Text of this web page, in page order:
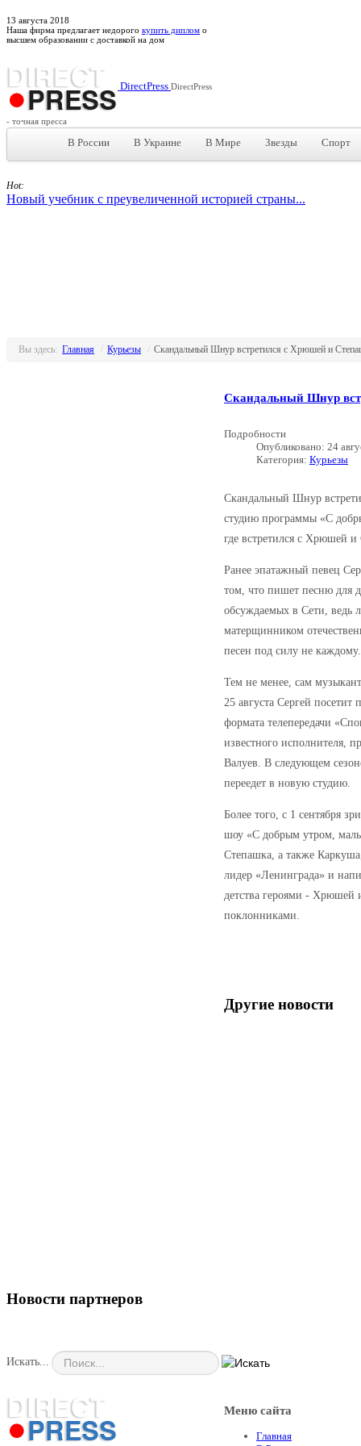
13 августа 2018
Наша фирма предлагает недорого купить диплом о
высшем образовании с доставкой на дом
DirectPress DirectPress
- точная пресса
В России В Украине В Мире Звезды Спорт
Hot:
Новый учебник с преувеличенной историей страны...
Вы здесь: Главная Курьезы Скандальный Шнур встретился с Хрюшей и
Скандальный Шнур
Подробности
Опубликовано: 24
Категория: Курьезы
Скандальный Шнур
студию программы «С
где встретился с Хрюшей
Ранее эпатажный певец
том, что пишет песню для
обсуждаемых в Сети, ведь
матерщинником
песен под силу не каждому.
Тем не менее, сам
25 августа Сергей
формата телепередачи
известного исполнителя,
Валуев. В следующем
переедет в новую студию.
Более того, с 1 сентября
шоу «С добрым утром,
Степашка, а также
лидер «Ленинграда» и
детства героями - Хрюшей
поклонниками.
Другие новости
Новости партнеров
Искать...
Меню сайта
Главная